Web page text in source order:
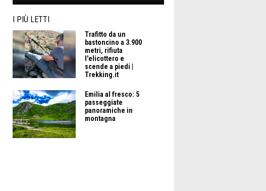
I PIÙ LETTI
Trafitto da un
bastoncino a 3.900
metri, rifiuta
l'elicottero e
scende a piedi |
Trekking.it
Emilia al fresco: 5
passeggiate
panoramiche in
montagna